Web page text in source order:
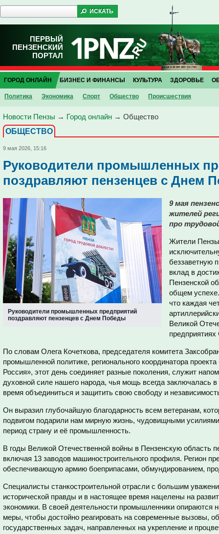
ПЕРВЫЙ
ПЕНЗЕНСКИЙ
ПОРТАЛ
ГОРОД ОНЛАЙН
Политика Экономика Спорт Общество Проиcшествия
БИЗНЕС И ФИНАНСЫ КУЛЬТУРА ЗДОРОВЬЕ
Новости Пензы → Город онлайн → Общество
ОБЩЕСТВО
9 мая 2026, 15:16
Руководители промышленных
поздравляют пензенцев с Днем
Руководители промышленных предприятий
поздравляют пензенцев с Днем Победы
9 мая
жителей
про
Жители
беззаветную
вклад в
Пензенской
общем
что каждая
Великой
предприятиях
По словам Олега Кочеткова, председателя комитета
промышленной политике, регионального координатора
Россия», этот день соединяет разные поколения, служит
духовной силе нашего народа, чья мощь всегда заключалась в
время объединиться и защитить свою свободу и
Он выразил глубочайшую благодарность всем ветеранам,
подвигом подарили нам мирную жизнь, чудовищными
период страну и её промышленность.
В годы Великой Отечественной войны в Пензенскую область
включая 13 заводов машиностроительного профиля. Регион
обеспечивающую армию боеприпасами, обмундированием,
Специалисты станкостроительной отрасли с большим
исторической правды и в настоящее время нацелены на
экономики. В своей деятельности промышленники опираются
меры, чтобы достойно реагировать на современные вызовы,
государственных задач, направленных на укрепление и